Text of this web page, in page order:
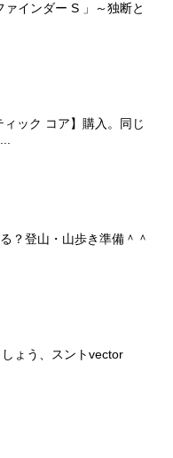
ァインダー S 」～独断と
ィック コア】購入。同じ
？登山・山歩き準備＾＾
ょう、スントvector